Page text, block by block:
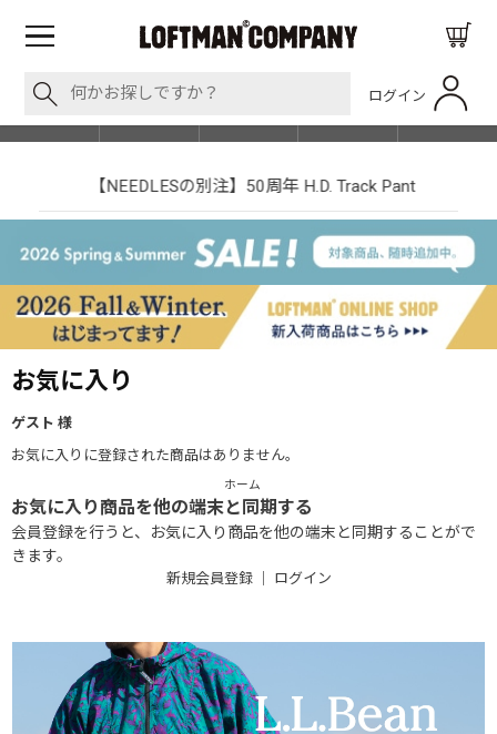
ログイン
SHOP LIST
【NEEDLESの別注】50周年 H.D. Track Pant
お気に入り
ゲスト 様
お気に入りに登録された商品はありません。
ホーム
お気に入り商品を他の端末と同期する
会員登録を行うと、お気に入り商品を他の端末と同期することがで
きます。
新規会員登録｜ ログイン